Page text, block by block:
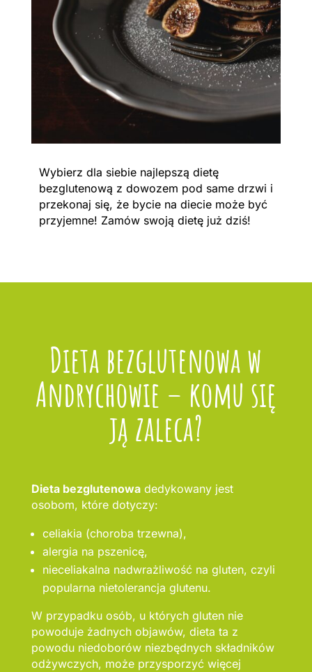
Wybierz dla siebie najlepszą dietę
bezglutenową z dowozem pod same drzwi i
przekonaj się, że bycie na diecie może być
przyjemne! Zamów swoją dietę już dziś!
Dieta bezglutenowa w
Andrychowie – komu się
ją zaleca?
Dieta bezglutenowadedykowany jest
osobom, które dotyczy:
celiakia (choroba trzewna),
alergia na pszenicę,
nieceliakalna nadwrażliwość na gluten, czyli
popularna nietolerancja glutenu.
W przypadku osób, u których gluten nie
powoduje żadnych objawów, dieta ta z
powodu niedoborów niezbędnych składników
odżywczych, może przysporzyć więcej